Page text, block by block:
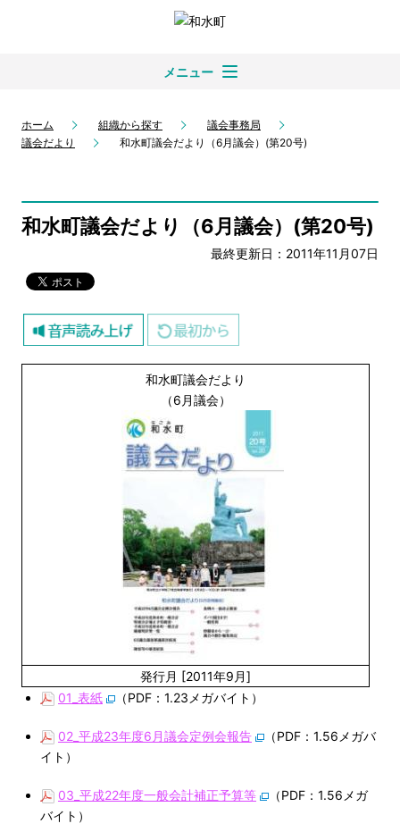
メニュー
ホーム 組織から探す
議会事務局
議会だより
和水町議会だより（6月議会）(第20号)
和水町議会だより（6月議会）(第20号)
最終更新日：2011年11月07日
和水町議会だより
（6月議会）
発行月 [2011年9月]
01_表紙
（PDF：1.23メガバイト）
02_平成23年度6月議会定例会報告
（PDF：1.56メガバ
イト）
03_平成22年度一般会計補正予算等
（PDF：1.56メガ
バイト）